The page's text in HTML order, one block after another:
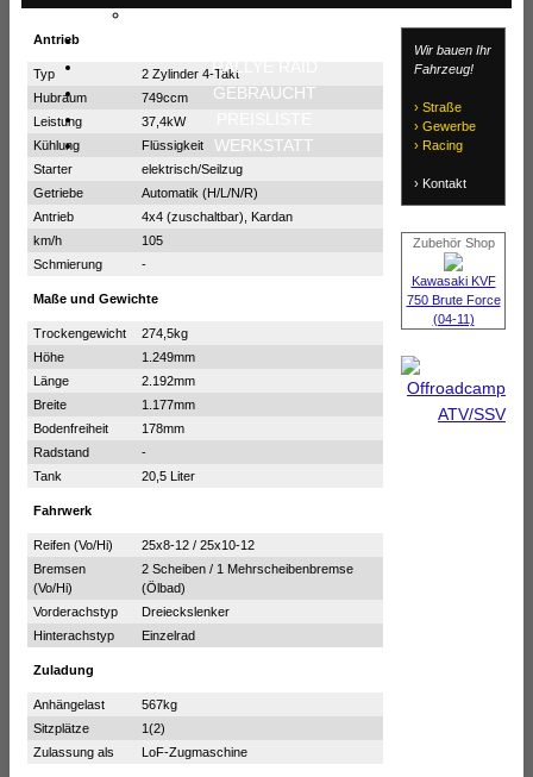
YXZ 1000 (Super Rallye)
RALLYE RAID
GEBRAUCHT
WERKSTATT
Antrieb
Typ
2 Zylinder 4-Takt
Hubraum
749ccm
Leistung
37,4kW
Kühlung
Flüssigkeit
Starter
elektrisch/Seilzug
Getriebe
Automatik (H/L/N/R)
Antrieb
4x4 (zuschaltbar), Kardan
km/h
105
Schmierung
-
Maße und Gewichte
Trockengewicht
274,5kg
Höhe
1.249mm
Länge
2.192mm
Breite
1.177mm
Bodenfreiheit
178mm
Radstand
-
Tank
20,5 Liter
Fahrwerk
Reifen (Vo/Hi)
25x8-12 / 25x10-12
Bremsen
(Vo/Hi)
2 Scheiben / 1 Mehrscheibenbremse
(Ölbad)
Vorderachstyp
Dreieckslenker
Hinterachstyp
Einzelrad
Zuladung
Anhängelast
567kg
Sitzplätze
1(2)
Zulassung als
LoF-Zugmaschine
Wir bauen Ihr
Fahrzeug!
› Straße
› Gewerbe
› Racing
› Kontakt
Zubehör Shop
Kawasaki KVF
750 Brute Force
(04-11)